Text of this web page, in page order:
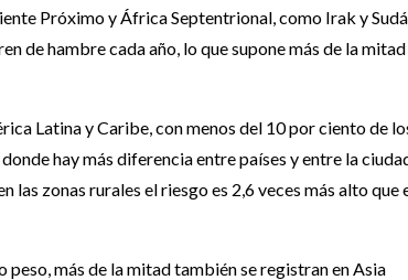
Próximo y África Septentrional, como Irak y
de hambre cada año, lo que supone más de la
Latina y Caribe, con menos del 10 por ciento de
hay más diferencia entre países y entre la
zonas rurales el riesgo es 2,6 veces más alto que
más de la mitad también se registran en Asia